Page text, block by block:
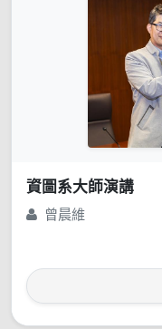
資圖系大師演講
曾晨維